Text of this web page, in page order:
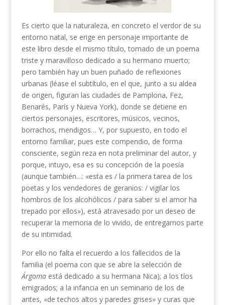
Es cierto que la naturaleza, en concreto el verdor de su
entorno natal, se erige en personaje importante de
este libro desde el mismo título, tomado de un poema
triste y maravilloso dedicado a su hermano muerto;
pero también hay un buen puñado de reflexiones
urbanas (léase el subtítulo, en el que, junto a su aldea
de origen, figuran las ciudades de Pamplona, Fez,
Benarés, París y Nueva York), donde se detiene en
ciertos personajes, escritores, músicos, vecinos,
borrachos, mendigos… Y, por supuesto, en todo el
entorno familiar, pues este compendio, de forma
consciente, según reza en nota preliminar del autor, y
porque, intuyo, esa es su concepción de la poesía
(aunque también…: «esta es / la primera tarea de los
poetas y los vendedores de geranios: / vigilar los
hombros de los alcohólicos / para saber si el amor ha
trepado por ellos»), está atravesado por un deseo de
recuperar la memoria de lo vivido, de entregarnos parte
de su intimidad.
Por ello no falta el recuerdo a los fallecidos de la
familia (el poema con que se abre la selección de
Árgoma está dedicado a su hermana Nica); a los tíos
emigrados; a la infancia en un seminario de los de
antes, «de techos altos y paredes grises» y curas que